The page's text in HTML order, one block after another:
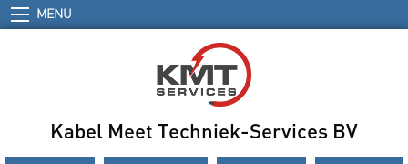
MENU
Kabel Meet Techniek-Services BV